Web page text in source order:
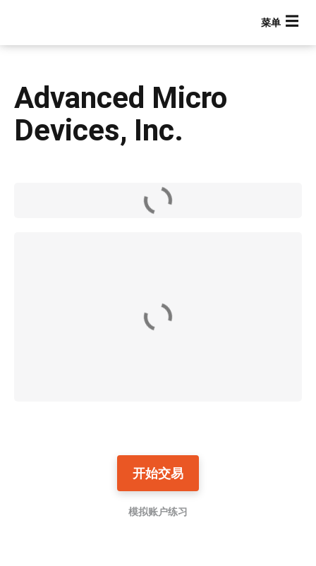
Advanced Micro
Devices, Inc.
开始交易
模拟账户练习